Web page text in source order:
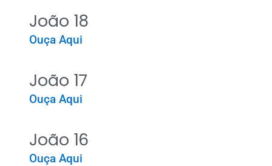
João 18
Ouça Aqui
João 17
Ouça Aqui
João 16
Ouça Aqui